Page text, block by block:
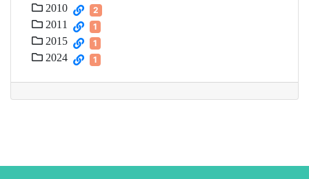
2010 2
2011 1
2015 1
2024 1